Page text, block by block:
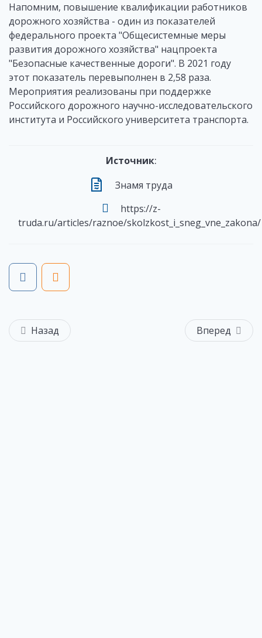
Напомним, повышение квалификации работников
дорожного хозяйства - один из показателей
федерального проекта "Общесистемные меры
развития дорожного хозяйства" нацпроекта
"Безопасные качественные дороги". В 2021 году
этот показатель перевыполнен в 2,58 раза.
Мероприятия реализованы при поддержке
Российского дорожного научно-исследовательского
института и Российского университета транспорта.
Источник:
Знамя труда
https://z-
truda.ru/articles/raznoe/skolzkost_i_sneg_vne_zakona/
Назад Вперед